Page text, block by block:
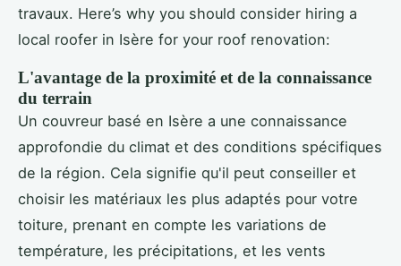
travaux. Here’s why you should consider hiring a
local roofer in Isère for your roof renovation:
L'avantage de la proximité et de la connaissance
du terrain
Un couvreur basé en Isère a une connaissance
approfondie du climat et des conditions spécifiques
de la région. Cela signifie qu'il peut conseiller et
choisir les matériaux les plus adaptés pour votre
toiture, prenant en compte les variations de
température, les précipitations, et les vents